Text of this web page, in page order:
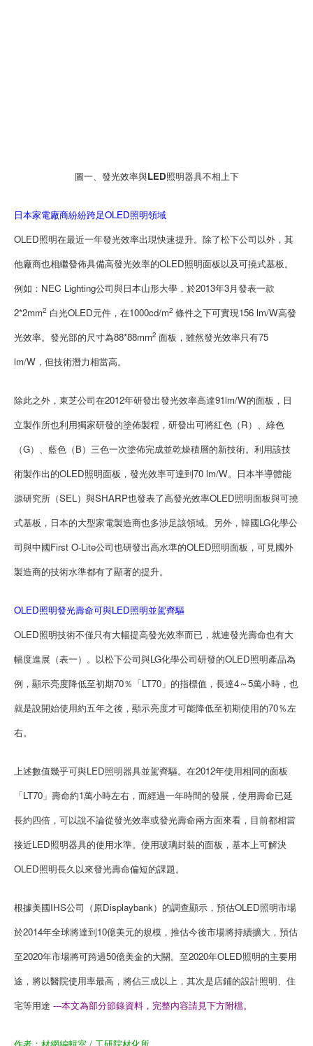
圖一、發光效率與LED照明器具不相上下
日本家電廠商紛紛跨足OLED照明領域
OLED照明在最近一年發光效率出現快速提升。除了松下公司以外，其
他廠商也相繼發佈具備高發光效率的OLED照明面板以及可撓式基板。
例如：NEC Lighting公司與日本山形大學，於2013年3月發表一款
2*2mm2 白光OLED元件，在1000cd/m2 條件之下可實現156 lm/W高發
光效率。發光部的尺寸為88*88mm2 面板，雖然發光效率只有75
lm/W，但技術潛力相當高。
除此之外，東芝公司在2012年研發出發光效率高達91lm/W的面板，日
立製作所也利用獨家研發的塗佈製程，研發出可將紅色（R）、綠色
（G）、藍色（B）三色一次塗佈完成並乾燥積層的新技術。利用該技
術製作出的OLED照明面板，發光效率可達到70 lm/W。日本半導體能
源研究所（SEL）與SHARP也發表了高發光效率OLED照明面板與可撓
式基板，日本的大型家電製造商也多涉足該領域。另外，韓國LG化學公
司與中國First O-Lite公司也研發出高水準的OLED照明面板，可見國外
製造商的技術水準都有了顯著的提升。
OLED照明發光壽命可與LED照明並駕齊驅
OLED照明技術不僅只有大幅提高發光效率而已，就連發光壽命也有大
幅度進展（表一）。以松下公司與LG化學公司研發的OLED照明產品為
例，顯示亮度降低至初期70％「LT70」的指標值，長達4～5萬小時，也
就是說開始使用約五年之後，顯示亮度才可能降低至初期使用的70％左
右。
上述數值幾乎可與LED照明器具並駕齊驅。在2012年使用相同的面板
「LT70」壽命約1萬小時左右，而經過一年時間的發展，使用壽命已延
長約四倍，可以說不論從發光效率或發光壽命兩方面來看，目前都相當
接近LED照明器具的使用水準。使用玻璃封裝的面板，基本上可解決
OLED照明長久以來發光壽命偏短的課題。
根據美國IHS公司（原Displaybank）的調查顯示，預估OLED照明市場
於2014年全球將達到10億美元的規模，推估今後市場將持續擴大，預估
至2020年市場將可跨過50億美金的大關。至2020年OLED照明的主要用
途，將以醫院使用率最高，將佔三成以上，其次是店鋪的設計照明、住
宅等用途 ---本文為部分節錄資料，完整內容請見下方附檔。